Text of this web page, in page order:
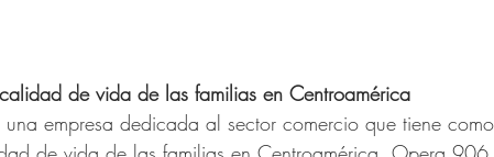
de vida de las familias en Centroamérica
empresa dedicada al sector comercio que tiene